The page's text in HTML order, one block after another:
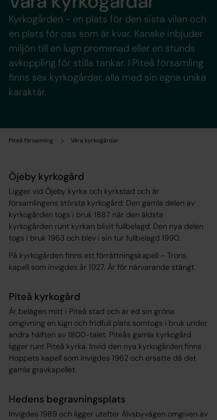
Piteå församling Våra kyrkogårdar
Kyrkogården - en plats för den sista vilan och
en plats för oss som är kvar. Kanske inbjuder
miljön till en lugn promenad eller en stunds
avkoppling för stilla tankar. I Piteå församling
finns sex kyrkogårdar, alla med sin egna unika
karaktär.
Öjeby kyrkogård
Ligger vid Öjeby kyrka och kyrkstad och är
församlingens största kyrkogård. Den gamla delen av
kyrkogården togs i bruk 1887 när den äldsta
kyrkogården runt kyrkan blivit fullbelagd. Den nya delen
togs i bruk 1963 och blev i sin tur fullbelagd 1990.
På kyrkogården finns ett förrättningskapell – Trons
kapell som invigdes år 1927. Är för närvarande stängt.
Piteå kyrkogård
Är belägen mitt i Piteå stad och är ed sin gröna
omgivning en lugn och fridfull plats somtogs i bruk under
andra hälften av 1800-talet. Piteås gamla kyrkogård
ligger runt Piteå kyrka. Invid den nya kyrkogården finns
Hoppets kapell som invigdes 1962 och ersatte då det
gamla gravkapellet.
Hedens begravningsplats
Invigdes 1989 och ligger utefter Älvsbyvägen omgiven av